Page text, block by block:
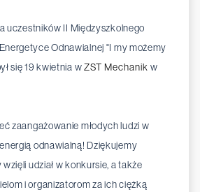
uczestników II Międzyszkolnego
Odnawialnej "I my możemy
się 19 kwietnia wZST Mechanik w
zaangażowanie młodych ludzi w
odnawialną! Dziękujemy
udział w konkursie, a także
i organizatorom za ich ciężką